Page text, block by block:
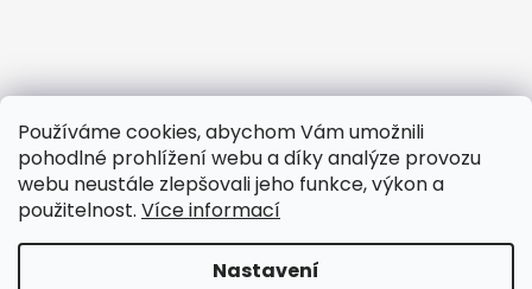
Používáme cookies, abychom Vám umožnili
pohodlné prohlížení webu a díky analýze provozu
webu neustále zlepšovali jeho funkce, výkon a
použitelnost. Více informací
Nastavení
Obchodní podmínky
Podmínky ochrany osobních údajů
Doprava